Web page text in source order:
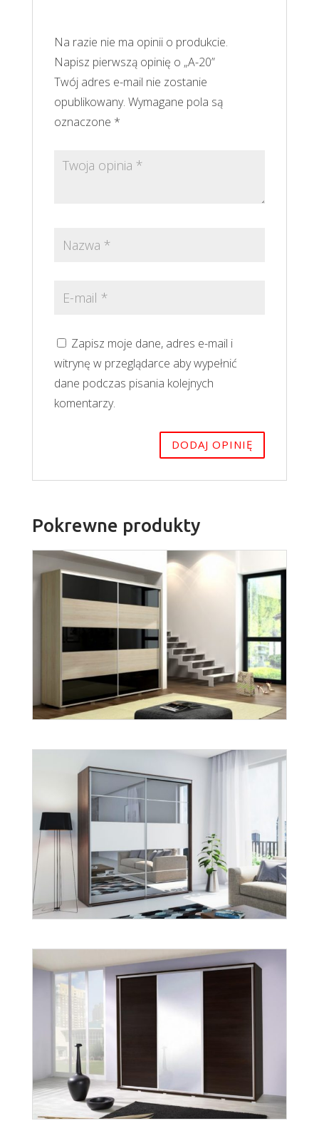
Na razie nie ma opinii o produkcie.
Napisz pierwszą opinię o „A-20”
Twój adres e-mail nie zostanie
opublikowany. Wymagane pola są
oznaczone *
Zapisz moje dane, adres e-mail i
witrynę w przeglądarce aby wypełnić
dane podczas pisania kolejnych
komentarzy.
Pokrewne produkty
A-14
Więcej
Więcej